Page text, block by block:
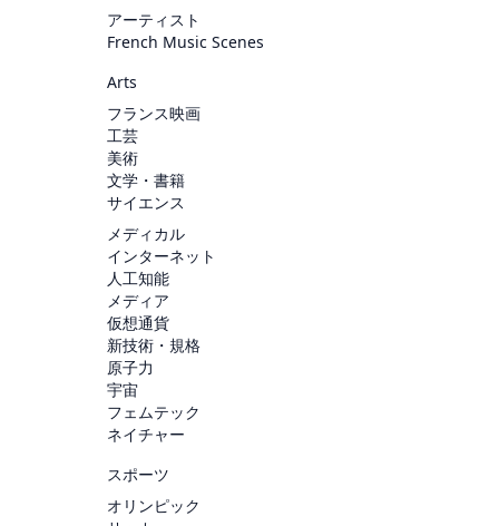
アーティスト
French Music Scenes
Arts
フランス映画
工芸
美術
文学・書籍
サイエンス
メディカル
インターネット
人工知能
メディア
仮想通貨
新技術・規格
原子力
宇宙
フェムテック
ネイチャー
スポーツ
オリンピック